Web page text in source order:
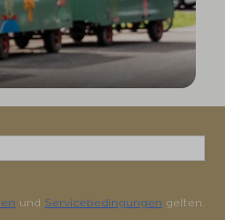
und Servicebedingungen gelten.